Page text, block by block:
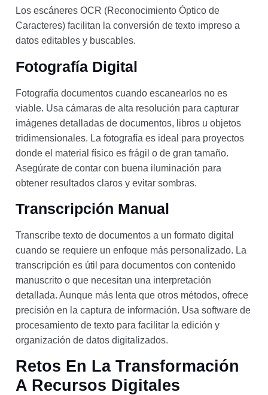
Los escáneres OCR (Reconocimiento Óptico de
Caracteres) facilitan la conversión de texto impreso a
datos editables y buscables.
Fotografía Digital
Fotografía documentos cuando escanearlos no es
viable. Usa cámaras de alta resolución para capturar
imágenes detalladas de documentos, libros u objetos
tridimensionales. La fotografía es ideal para proyectos
donde el material físico es frágil o de gran tamaño.
Asegúrate de contar con buena iluminación para
obtener resultados claros y evitar sombras.
Transcripción Manual
Transcribe texto de documentos a un formato digital
cuando se requiere un enfoque más personalizado. La
transcripción es útil para documentos con contenido
manuscrito o que necesitan una interpretación
detallada. Aunque más lenta que otros métodos, ofrece
precisión en la captura de información. Usa software de
procesamiento de texto para facilitar la edición y
organización de datos digitalizados.
Retos En La Transformación
A Recursos Digitales